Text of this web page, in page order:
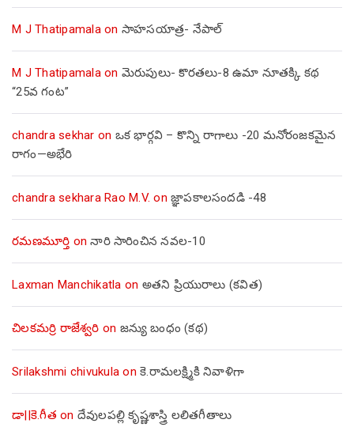
M J Thatipamalaon సాహసయాత్ర- నేపాల్‌
M J Thatipamalaon మెరుపులు- కొరతలు-8 ఉమా నూతక్కి కథ
“25వ గంట”
chandra sekhar on ఒక భార్గవి – కొన్ని రాగాలు -20 మనోరంజకమైన
రాగం—అభేరి
chandra sekhara Rao M.V. on జ్ఞాపకాలసందడి -48
రమణమూర్తి onనారి సారించిన నవల-10
Laxman Manchikatla on అతని ప్రియురాలు (కవిత)
చిలకమర్రి రాజేశ్వరి on జన్యు బంధం (కథ)
Srilakshmi chivukula on కె.రామలక్ష్మికి నివాళిగా
డా||కె.గీత on దేవులపల్లి కృష్ణశాస్త్రి లలితగీతాలు